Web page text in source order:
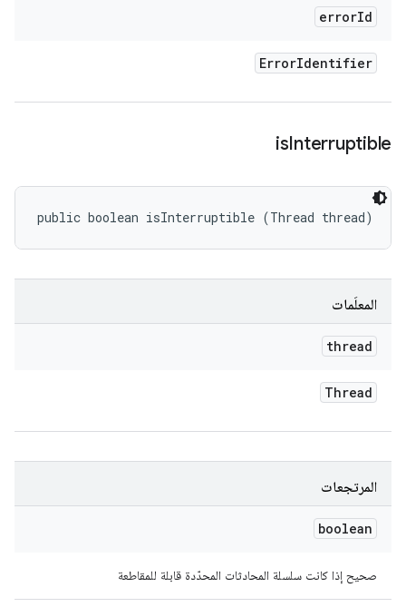
errorId
ErrorIdentifier
isInterruptible
public boolean isInterruptible (Thread thread)
المعلَمات
thread
Thread
المرتجعات
boolean
صحيح إذا كانت سلسلة المحادثات المحدّدة قابلة للمقاطعة